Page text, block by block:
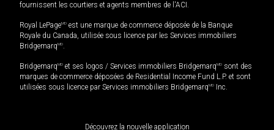
fournissent les courtiers et agents membres de l'ACI.
Royal LePageMD est une marque de commerce déposée de la Banque
Royale du Canada, utilisée sous licence par les Services immobiliers
BridgemarqMD.
BridgemarqMD et ses logos / Services immobiliers BridgemarqMD sont des
marques de commerce déposées de Residential Income Fund L.P. et sont
utilisées sous licence par Services immobiliers BridgemarqMD Inc.
Découvrez la nouvelle application